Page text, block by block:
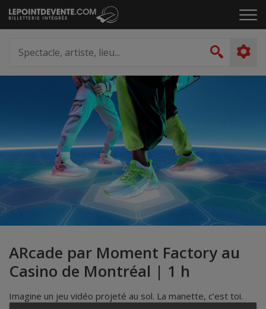
Passer
au
le
artiste,
lieu...
ARcade par Moment Factory au
Casino de Montréal | 1 h
Imagine un jeu vidéo projeté au sol. La manette, c’est toi.